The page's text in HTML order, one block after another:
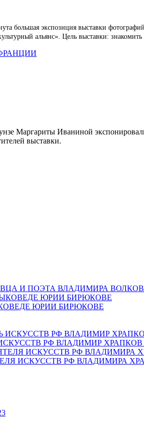
большая экспозиция выставки
альянс». Цель выставки:
Маргариты Иваниной
выставки.
И ПОЭТА ВЛАДИМИРА
ЮРИИ БИРЮКОВЕ
РФ ВЛАДИМИР
ИСКУССТВ РФ ВЛАДИМИРА